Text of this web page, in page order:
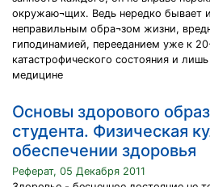
окружаю¬щих. Ведь нередко бывает
неправильным обра¬зом жизни,
гиподинамией, перееданием уже к
катастрофического состояния и
медицине
Основы здорового
студента. Физическая
обеспечении здоровья
Реферат, 05 Декабря 2011